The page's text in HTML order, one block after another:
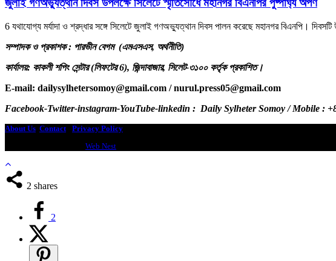
জুলাই গণঅভ্যুত্থান দিবস উপলক্ষে সিলেটে স্মৃতিসৌধে মহানগর বিএনপির পুষ্পার্ঘ্য অর্পণ
6 যথাযোগ্য মর্যাদা ও শ্রদ্ধার সঙ্গে সিলেটে জুলাই গণঅভ্যুত্থান দিবস পালন করেছে মহানগর বিএনপি।
সম্পাদক ও প্রকাশক : পারভীন বেগম (এমএসএস, অর্থনীতি)
কার্যালয়: কাকলী শপিং সেন্টার (লিফটের 6), জিন্দাবাজার, সিলেট-৩১০০ কর্তৃক প্রকাশিত।
E-mail: dailysylhetersomoy@gmail.com / nurul.press05@gmail.com
Facebook-Twitter-instagram-YouTube-linkedin : Daily Sylheter Somoy / Mobile :
About Us Contact
Privacy Policy
Web Nest
2 shares
2